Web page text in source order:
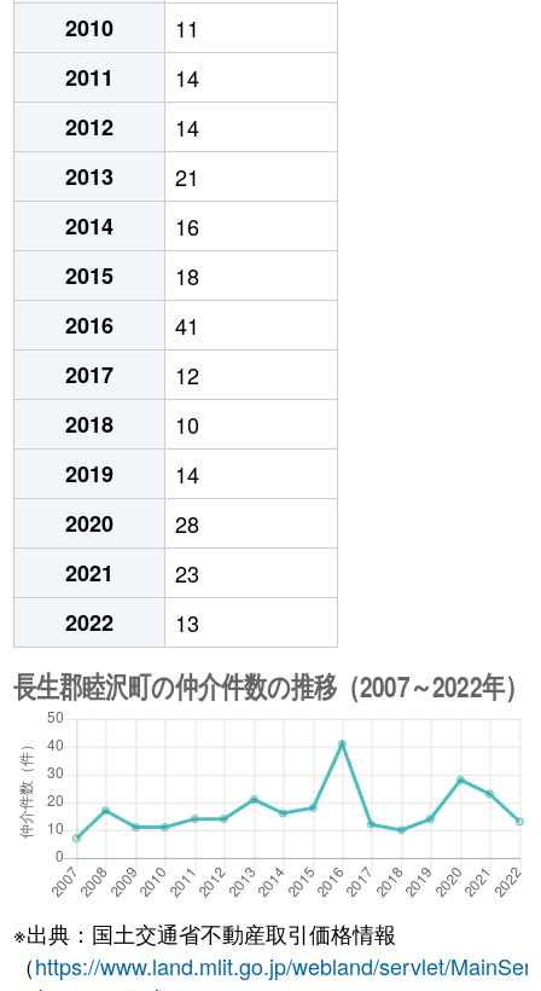
2010
11
2011
14
2012
14
2013
21
2014
16
2015
18
2016
41
2017
12
2018
10
2019
14
2020
28
2021
23
2022
13
※出典：国土交通省不動産取引価格情報
（https://www.land.mlit.go.jp/webland/servlet/